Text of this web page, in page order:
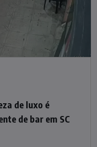
de luxo é
de bar em SC